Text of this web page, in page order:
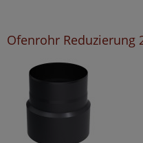
Ofenrohr Reduzierung